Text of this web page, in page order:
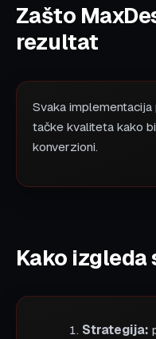
Zašto
rezultat
Svaka
tačke kvaliteta kako
konverzioni.
Kako izgleda
Strategija: